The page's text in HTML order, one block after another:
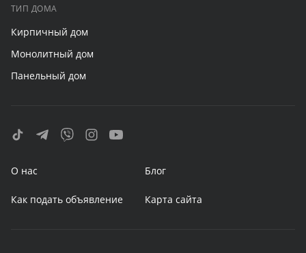
ТИП ДОМА
Кирпичный дом
Монолитный дом
Панельный дом
О нас Блог
Как подать объявление Карта сайта